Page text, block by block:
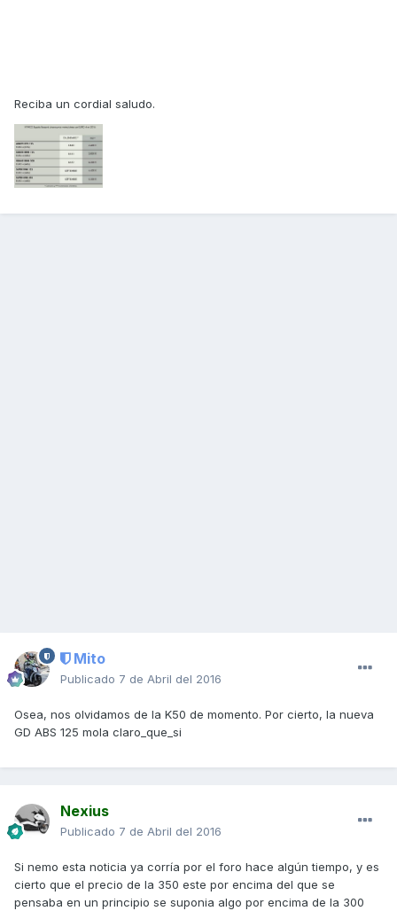
Reciba un cordial saludo.
Mito
Publicado 7 de Abril del 2016
Osea, nos olvidamos de la K50 de momento. Por cierto, la nueva
GD ABS 125 mola claro_que_si
Nexius
Publicado 7 de Abril del 2016
Si nemo esta noticia ya corría por el foro hace algún tiempo, y es
cierto que el precio de la 350 este por encima del que se
pensaba en un principio se suponia algo por encima de la 300